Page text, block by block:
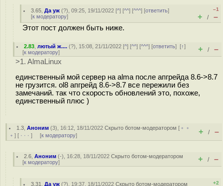
3.65 ,Да уж (?), 09:25, 19/11/2022 [^] [^^] [^^^] [ответить]
[к модератору]
–1
+ / –
Этот пост должен быть ниже.
2.83 ,лютый ж.... (?), 15:08, 21/11/2022 [^] [^^] [^^^] [ответить][↑]
[к модератору] + / –
>1. AlmaLinux
единственный мой сервер на alma после апгрейда 8.6->8.7
не грузится. ol8 апгрейд 8.6->8.7 все пережили без
замечаний. так что скорость обновлений это, похоже,
единственный плюс )
1.3 ,Аноним (3), 16:12, 18/11/2022Скрыто ботом-модератором [ ﹢﹢
﹢ ] [ · · · ] [к модератору] + / –
2.6 ,Аноним (-), 16:28, 18/11/2022Скрыто ботом-модератором
[к модератору] + / –
3.31 ,Да уж (?), 19:37, 18/11/2022Скрыто ботом-модератором +2